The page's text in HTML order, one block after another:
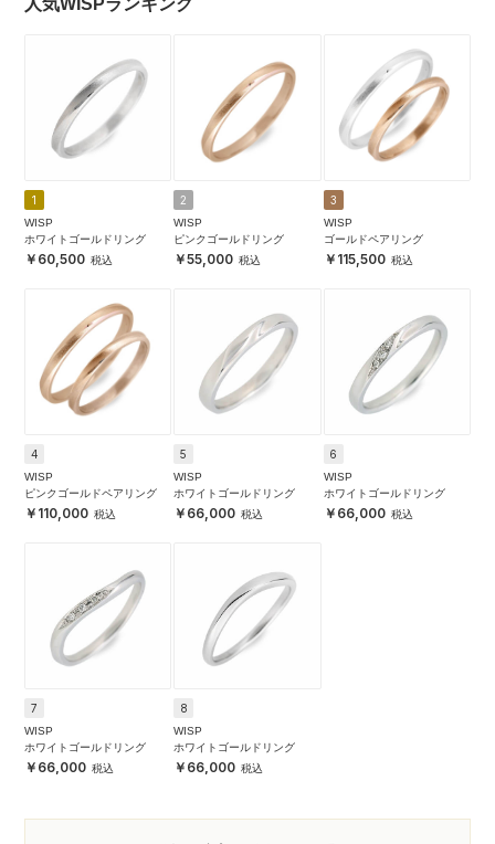
人気WISPランキング
1
WISP
ホワイトゴールドリング
60,500
2
WISP
ピンクゴールドリング
55,000
3
WISP
ゴールドペアリング
115,500
4
WISP
ピンクゴールドペアリング
110,000
5
WISP
ホワイトゴールドリング
66,000
6
WISP
ホワイトゴールドリング
66,000
7
WISP
ホワイトゴールドリング
66,000
8
WISP
ホワイトゴールドリング
66,000